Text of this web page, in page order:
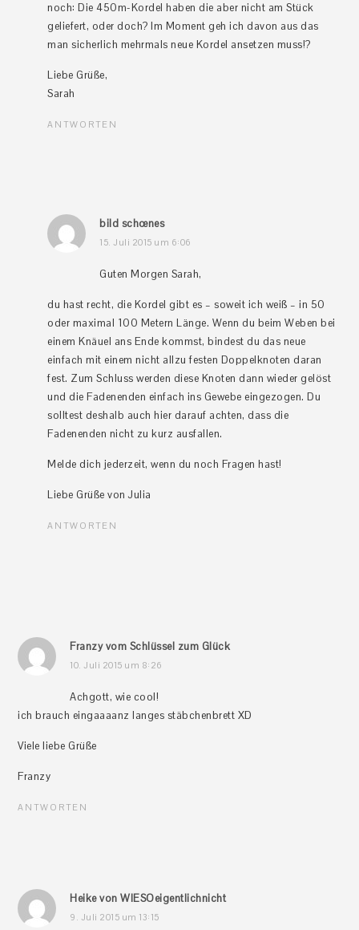
noch: Die 450m-Kordel haben die aber nicht am Stück
geliefert, oder doch? Im Moment geh ich davon aus das
man sicherlich mehrmals neue Kordel ansetzen muss!?
Liebe Grüße,
Sarah
ANTWORTEN
bild schœnes
15. Juli 2015 um 6:06
Guten Morgen Sarah,
du hast recht, die Kordel gibt es – soweit ich weiß – in 50
oder maximal 100 Metern Länge. Wenn du beim Weben bei
einem Knäuel ans Ende kommst, bindest du das neue
einfach mit einem nicht allzu festen Doppelknoten daran
fest. Zum Schluss werden diese Knoten dann wieder gelöst
und die Fadenenden einfach ins Gewebe eingezogen. Du
solltest deshalb auch hier darauf achten, dass die
Fadenenden nicht zu kurz ausfallen.
Melde dich jederzeit, wenn du noch Fragen hast!
Liebe Grüße von Julia
ANTWORTEN
Franzy vom Schlüssel zum Glück
10. Juli 2015 um 8:26
Achgott, wie cool!
ich brauch eingaaaanz langes stäbchenbrett XD
Viele liebe Grüße
Franzy
ANTWORTEN
Heike von WIESOeigentlichnicht
9. Juli 2015 um 13:15